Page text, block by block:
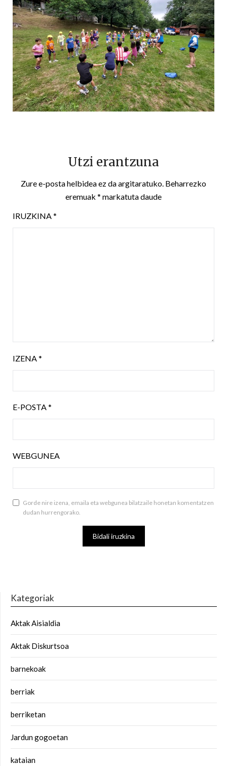
Utzi erantzuna
Zure e-posta helbidea ez da argitaratuko. Beharrezko
eremuak * markatuta daude
IRUZKINA*
IZENA*
E-POSTA*
WEBGUNEA
Gorde nire izena, emaila eta webgunea bilatzaile honetan komentatzen
dudan hurrengorako.
Kategoriak
Aktak Aisialdia
Aktak Diskurtsoa
barnekoak
berriak
berriketan
Jardun gogoetan
kataian